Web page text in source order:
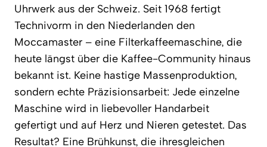
Uhrwerk aus der Schweiz. Seit 1968 fertigt
Technivorm in den Niederlanden den
Moccamaster – eine Filterkaffeemaschine, die
heute längst über die Kaffee-Community hinaus
bekannt ist. Keine hastige Massenproduktion,
sondern echte Präzisionsarbeit: Jede einzelne
Maschine wird in liebevoller Handarbeit
gefertigt und auf Herz und Nieren getestet. Das
Resultat? Eine Brühkunst, die ihresgleichen